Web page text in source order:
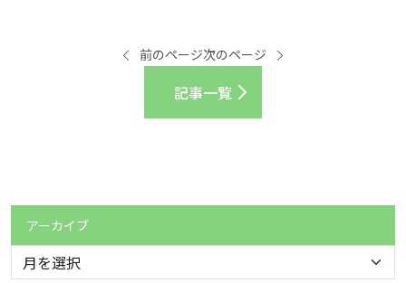
前のページ
記事一覧
次のページ
アーカイブ